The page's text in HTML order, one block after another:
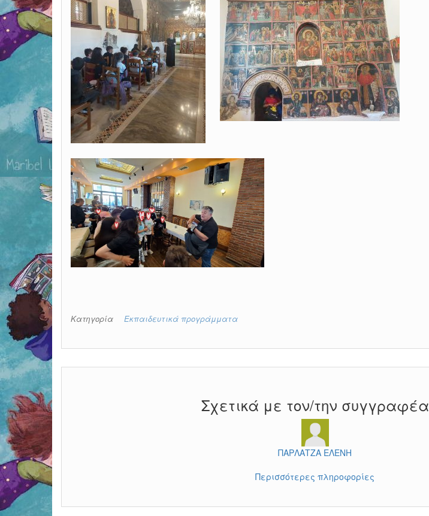
Κατηγορία Εκπαιδευτικά προγράμματα
Σχετικά με τον/την συγγραφέα
ΠΑΡΛΑΤΖΑ ΕΛΕΝΗ
Περισσότερες πληροφορίες